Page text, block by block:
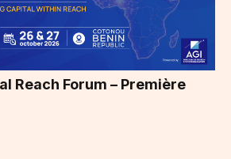
Reach Forum – Première